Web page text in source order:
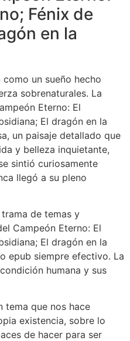
Fénix de
en la
un sueño hecho
sobrenaturales. La
Eterno: El
El dragón en la
un paisaje detallado que
y belleza inquietante,
sintió curiosamente
llegó a su pleno
de temas y
Campeón Eterno: El
El dragón en la
epub siempre efectivo. La
humana y sus
tema que nos hace
existencia, sobre lo
de hacer para ser